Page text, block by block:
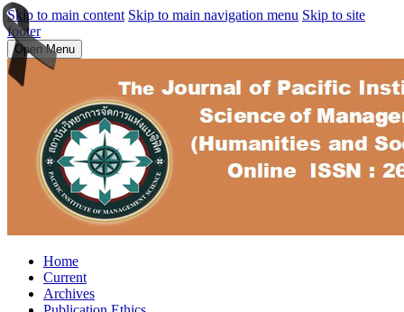
Skip to main content Skip to main navigation menu Skip to site
footer
Open Menu
Home
Current
Archives